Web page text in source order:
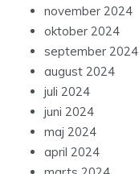
november 2024
oktober 2024
september 2024
august 2024
juli 2024
juni 2024
maj 2024
april 2024